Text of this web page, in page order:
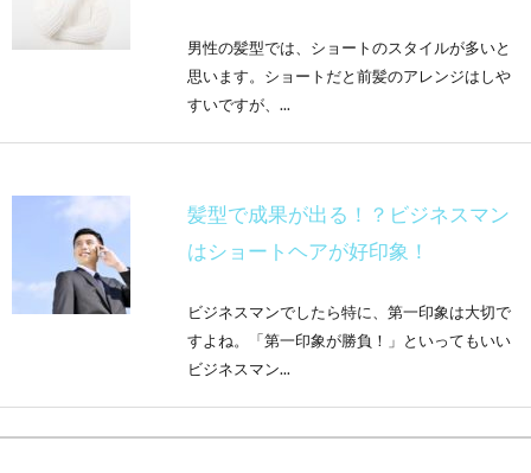
男性の髪型では、ショートのスタイルが多いと
思います。ショートだと前髪のアレンジはしや
すいですが、...
髪型で成果が出る！？ビジネスマン
はショートヘアが好印象！
ビジネスマンでしたら特に、第一印象は大切で
すよね。「第一印象が勝負！」といってもいい
ビジネスマン...